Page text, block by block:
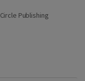
Circle Publishing